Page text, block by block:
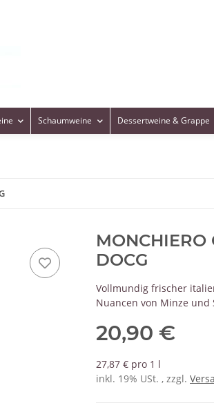
Schaumweine Dessertweine & Grappe
DOCG
Vollmundig frischer
Nuancen von Minze und
20,90 €
27,87 € pro 1 l
inkl. 19% USt. , zzgl.